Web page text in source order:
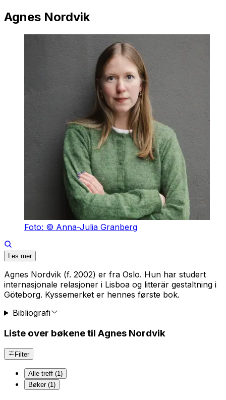
Agnes Nordvik
Foto: © Anna-Julia Granberg
Les mer
Agnes Nordvik (f. 2002) er fra Oslo. Hun har studert
internasjonale relasjoner i Lisboa og litterär gestaltning i
Göteborg. Kyssemerket er hennes første bok.
Bibliografi
Liste over bøkene til Agnes Nordvik
Filter
Alle treff (1)
Bøker (1)